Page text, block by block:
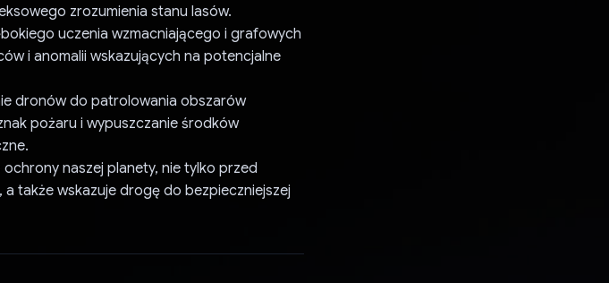
zrozumienia stanu lasów.
uczenia wzmacniającego i grafowych
i anomalii wskazujących na potencjalne
dronów do patrolowania obszarów
pożaru i wypuszczanie środków
naszej planety, nie tylko przed
także wskazuje drogę do bezpieczniejszej